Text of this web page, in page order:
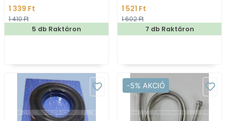
1 339 Ft
1 410 Ft
5 db Raktáron
1 521 Ft
1 602 Ft
7 db Raktáron
-5% AKCIÓ